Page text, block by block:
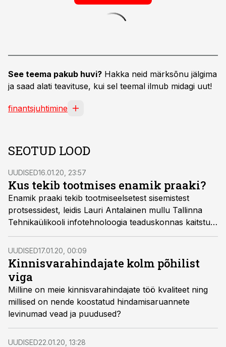
See teema pakub huvi? Hakka neid märksõnu jälgima
ja saad alati teavituse, kui sel teemal ilmub midagi uut!
finantsjuhtimine
SEOTUD LOOD
UUDISED16.01.20, 23:57
Kus tekib tootmises enamik praaki?
Enamik praaki tekib tootmiseelsetest sisemistest
protsessidest, leidis Lauri Antalainen mullu Tallinna
Tehnikaülikooli infotehnoloogia teaduskonnas kaitstud
magistritöös „Äriprotsesside arendamine
tootmisteenust pakkuvas ettevõtte: sobiva metoodika
leidmine ja rakendamine“.
UUDISED17.01.20, 00:09
Kinnisvarahindajate kolm põhilist
viga
Milline on meie kinnisvarahindajate töö kvaliteet ning
millised on nende koostatud hindamisaruannete
levinumad vead ja puudused?
UUDISED22.01.20, 13:28